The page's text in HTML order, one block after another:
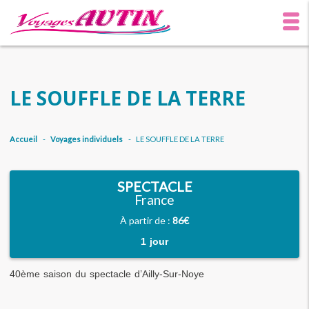
LE SOUFFLE DE LA TERRE
Accueil - Voyages individuels - LE SOUFFLE DE LA TERRE
SPECTACLE
France
À partir de : 86€
1 jour
40ème saison du spectacle d’Ailly-Sur-Noye